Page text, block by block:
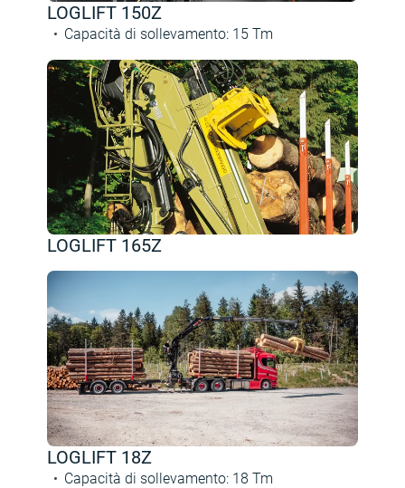
LOGLIFT 150Z
Capacità di sollevamento: 15 Tm
LOGLIFT 165Z
LOGLIFT 18Z
Capacità di sollevamento: 18 Tm